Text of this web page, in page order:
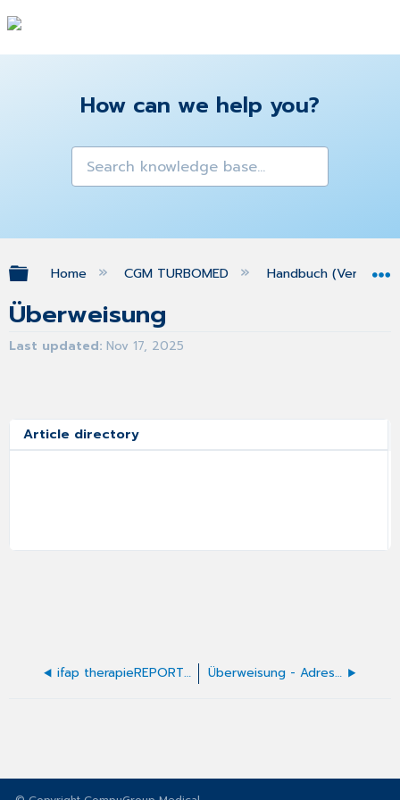
How can we help you?
Expand/collapse global hierarchy
Home CGM TURBOMED Handbuch (Version
Überweisung
Last updated Nov 17, 2025
Article directory
ifap therapieREPORT - Voreinstellungen (inkl. DDD-Transparenz) Überweisung - Adresse auf Briefumschlag